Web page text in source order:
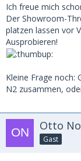
Ich freue mich
Der Showroom-
platzen lassen vor
Ausprobieren!
Kleine Frage noch:
N2 zusammen,
Otto
Gast